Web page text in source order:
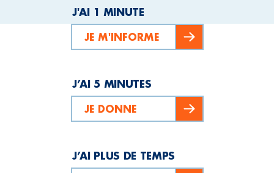
J'AI 1 MINUTE
JE M'INFORME
J’AI 5 MINUTES
JE DONNE
J’AI PLUS DE TEMPS